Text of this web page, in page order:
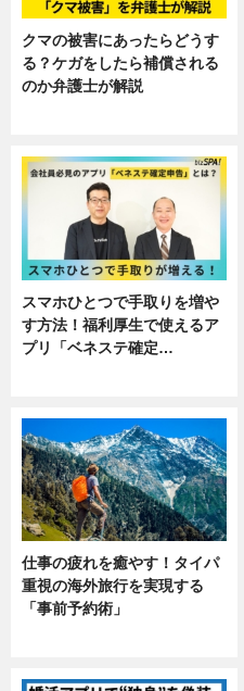
クマの被害にあったらどうす
る？ケガをしたら補償される
のか弁護士が解説
スマホひとつで手取りを増や
す方法！福利厚生で使えるア
プリ「ベネステ確定…
仕事の疲れを癒やす！タイパ
重視の海外旅行を実現する
「事前予約術」